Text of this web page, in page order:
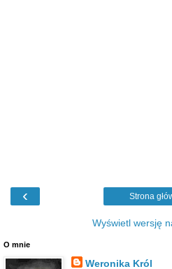
‹ Strona
Wyświetl wersję
O mnie
Weronika Król